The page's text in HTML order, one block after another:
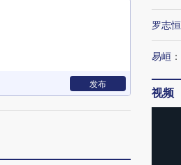
发布
罗志恒
易峘 ：
视频